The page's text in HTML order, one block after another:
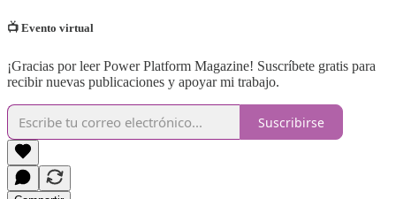
📺 Evento virtual
¡Gracias por leer Power Platform Magazine! Suscríbete gratis para
recibir nuevas publicaciones y apoyar mi trabajo.
Suscribirse